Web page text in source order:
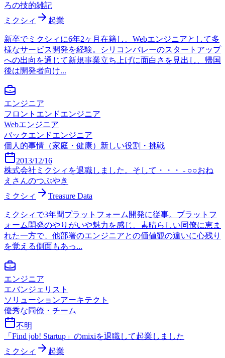
ろの技的雑記
ミクシィ
起業
新卒でミクシィに6年2ヶ月在籍し、Webエンジニアとして多
様なサービス開発を経験。シリコンバレーのスタートアップ
への出向を通じて新規事業立ち上げに面白さを見出し、帰国
後は開発者向け...
エンジニア
フロントエンドエンジニア
Webエンジニア
バックエンドエンジニア
個人的事情（家庭・健康） 新しい役割・挑戦
2013/12/16
株式会社ミクシィを退職しました。そして・・・ - ○○おね
えさんのつぶやき
ミクシィ
Treasure Data
ミクシィで3年間プラットフォーム開発に従事。プラットフ
ォーム開発のやりがいや魅力を感じ、素晴らしい同僚に恵ま
れた一方で、他部署のエンジニアとの価値観の違いに心残り
を覚える側面もあっ...
エンジニア
エバンジェリスト
ソリューションアーキテクト
優秀な同僚・チーム
不明
「Find job! Startup」のmixiを退職して起業しました
ミクシィ
起業